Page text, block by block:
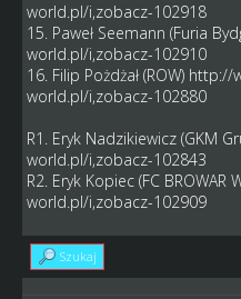
world.pl/i,zobacz-102918
15. Paweł Seemann (Furia
world.pl/i,zobacz-102910
16. Filip Pożdżał (ROW) http://
world.pl/i,zobacz-102880
R1. Eryk Nadzikiewicz (GKM
world.pl/i,zobacz-102843
R2. Eryk Kopiec (FC BROWAR
world.pl/i,zobacz-102909
Szukaj